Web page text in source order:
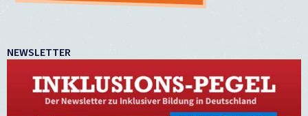
NEWSLETTER